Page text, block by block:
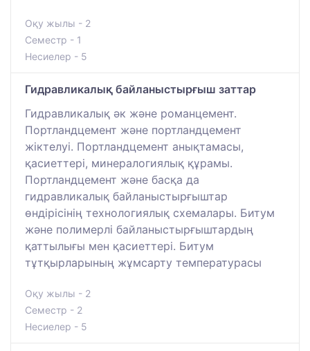
Оқу жылы - 2
Семестр - 1
Несиелер - 5
Гидравликалық байланыстырғыш заттар
Гидравликалық әк және романцемент.
Портландцемент және портландцемент
жіктелуі. Портландцемент анықтамасы,
қасиеттері, минералогиялық құрамы.
Портландцемент және басқа да
гидравликалық байланыстырғыштар
өндірісінің технологиялық схемалары. Битум
және полимерлі байланыстырғыштардың
қаттылығы мен қасиеттері. Битум
тұтқырларының жұмсарту температурасы
Оқу жылы - 2
Семестр - 2
Несиелер - 5